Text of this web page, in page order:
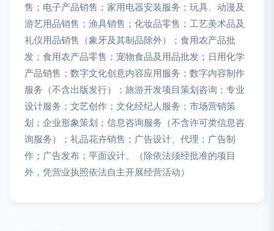
售；电子产品销售；家用电器安装服务；玩具、动漫及
游艺用品销售；渔具销售；化妆品零售；工艺美术品及
礼仪用品销售（象牙及其制品除外）；食用农产品批
发；食用农产品零售；宠物食品及用品批发；日用化学
产品销售；数字文化创意内容应用服务；数字内容制作
服务（不含出版发行）；旅游开发项目策划咨询；专业
设计服务；文艺创作；文化经纪人服务；市场营销策
划；企业形象策划；信息咨询服务（不含许可类信息咨
询服务）；礼品花卉销售；广告设计、代理；广告制
作；广告发布；平面设计。（除依法须经批准的项目
外，凭营业执照依法自主开展经营活动）